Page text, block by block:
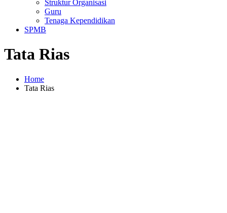
Struktur Organisasi
Guru
Tenaga Kependidikan
SPMB
Tata Rias
Home
Tata Rias